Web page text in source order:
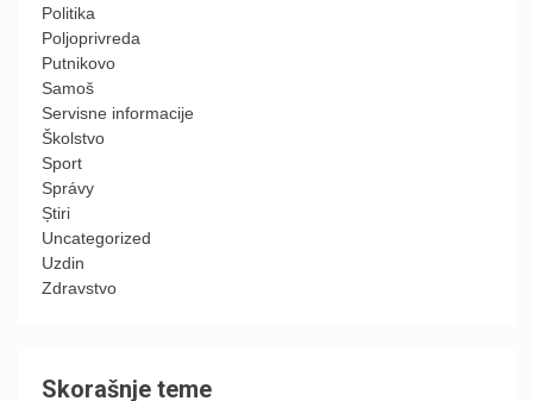
Politika
Poljoprivreda
Putnikovo
Samoš
Servisne informacije
Školstvo
Sport
Správy
Știri
Uncategorized
Uzdin
Zdravstvo
Skorašnje teme